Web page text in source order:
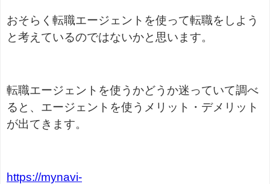
おそらく転職エージェントを使って転職をしよう
と考えているのではないかと思います。
転職エージェントを使うかどうか迷っていて調べ
ると、エージェントを使うメリット・デメリット
が出てきます。
https://mynavi-